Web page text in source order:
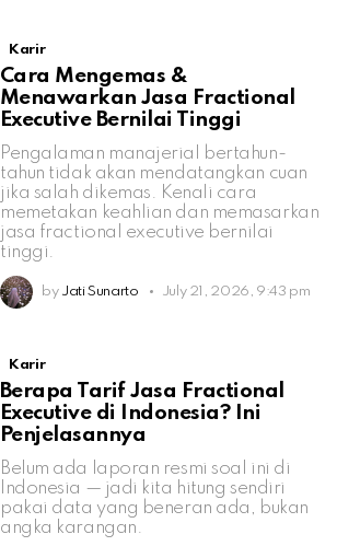
Karir
Cara Mengemas &
Menawarkan Jasa Fractional
Executive Bernilai Tinggi
Pengalaman manajerial bertahun-
tahun tidak akan mendatangkan cuan
jika salah dikemas. Kenali cara
memetakan keahlian dan memasarkan
jasa fractional executive bernilai
tinggi.
by Jati Sunarto July 21, 2026, 9:43 pm
Karir
Berapa Tarif Jasa Fractional
Executive di Indonesia? Ini
Penjelasannya
Belum ada laporan resmi soal ini di
Indonesia — jadi kita hitung sendiri
pakai data yang beneran ada, bukan
angka karangan.